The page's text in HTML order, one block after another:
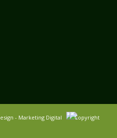
- Marketing Digital
Copyright